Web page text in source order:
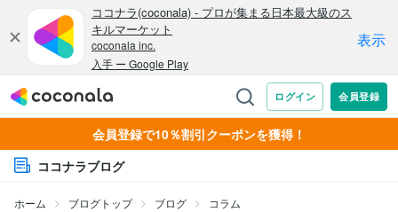
会員登録で10％割引クーポンを獲得！
ココナラブログ
ホーム ブログトップ ブログ コラム